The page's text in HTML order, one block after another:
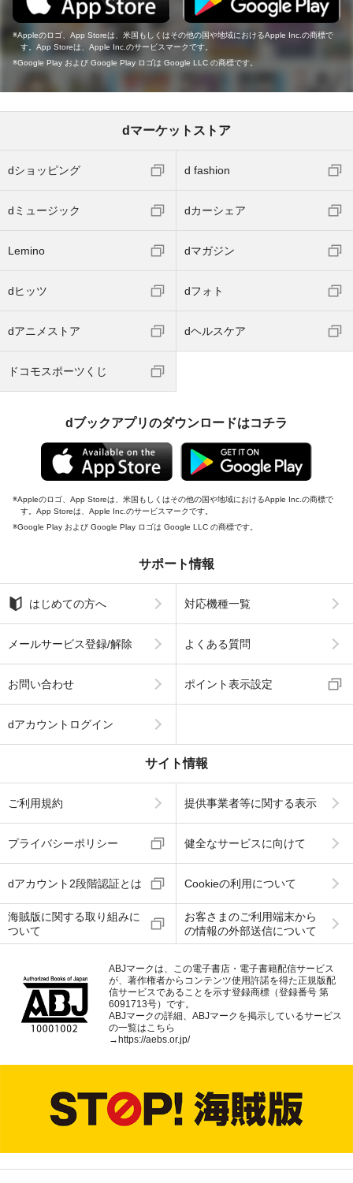
Appleのロゴ、App Storeは、米国もしくはその他の国や地域におけるApple Inc.の商標で
す。App Storeは、Apple Inc.のサービスマークです。
Google Play および Google Play ロゴは Google LLC の商標です。
dマーケットストア
dショッピング d fashion
dミュージック dカーシェア
Lemino dマガジン
dヒッツ dフォト
dアニメストア dヘルスケア
ドコモスポーツくじ
dブックアプリのダウンロードはコチラ
Appleのロゴ、App Storeは、米国もしくはその他の国や地域におけるApple Inc.の商標で
す。App Storeは、Apple Inc.のサービスマークです。
Google Play および Google Play ロゴは Google LLC の商標です。
サポート情報
はじめての方へ 対応機種一覧
メールサービス登録/解除 よくある質問
お問い合わせ ポイント表示設定
dアカウントログイン
サイト情報
ご利用規約 提供事業者等に関する表示
プライバシーポリシー 健全なサービスに向けて
dアカウント2段階認証とは Cookieの利用について
海賊版に関する取り組みに
ついて
お客さまのご利用端末から
の情報の外部送信について
ABJマークは、この電子書店・電子書籍配信サービス
が、著作権者からコンテンツ使用許諾を得た正規版配
信サービスであることを示す登録商標（登録番号 第
6091713号）です。
ABJマークの詳細、ABJマークを掲示しているサービス
の一覧はこちら
→ https://aebs.or.jp/